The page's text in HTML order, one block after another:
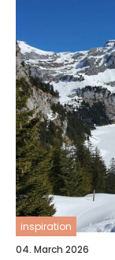
inspiration
04. March 2026